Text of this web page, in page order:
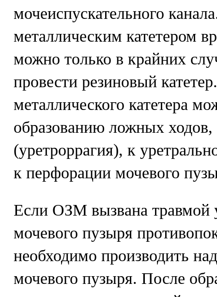
мочеиспускательного
металлическим катетером
можно только в крайних
провести резиновый
металлического катетера
образованию ложных
(уретроррагия), к
к перфорации мочевого
Если ОЗМ вызвана травмой
мочевого пузыря
необходимо производить
мочевого пузыря. После